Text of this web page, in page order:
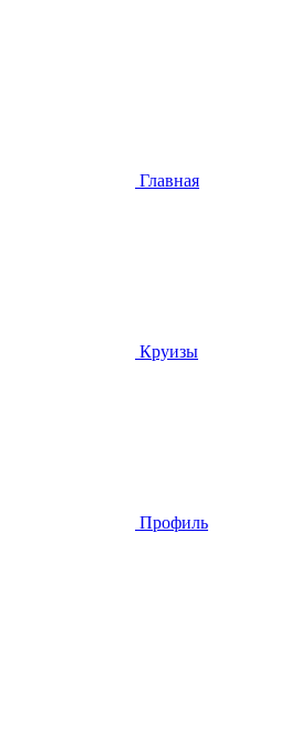
Главная
Круизы
Профиль